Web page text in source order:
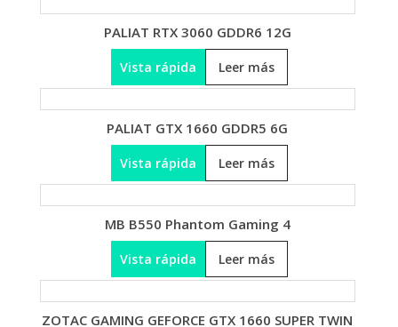
PALIAT RTX 3060 GDDR6 12G
Leer más
Vista rápida
PALIAT GTX 1660 GDDR5 6G
Leer más
Vista rápida
MB B550 Phantom Gaming 4
Leer más
Vista rápida
ZOTAC GAMING GEFORCE GTX 1660 SUPER TWIN